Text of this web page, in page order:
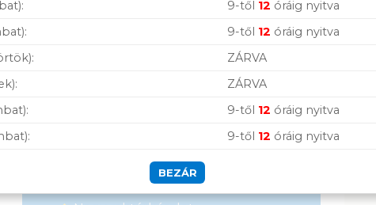
Alaplap és processzor
Gigabyte, Intel
Vásárolj nálunk!
9-től 12 óráig nyitva
9-től 12 óráig nyitva
ZÁRVA
ZÁRVA
9-től 12 óráig nyitva
9-től 12 óráig nyitva
BEZÁR